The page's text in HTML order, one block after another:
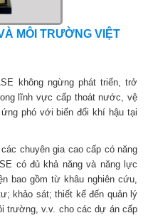
MÔI TRƯỜNG VIỆT
không ngừng phát triển, trở
lĩnh vực cấp thoát nước, vệ
phó với biến đổi khí hậu tại
chuyên gia cao cấp có năng
có đủ khả năng và năng lực
bao gồm từ khâu nghiên cứu,
khảo sát; thiết kế đến quản lý
trường, v.v. cho các dự án cấp